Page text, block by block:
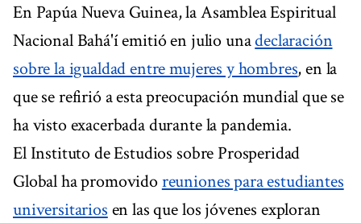
En Papúa Nueva Guinea, la Asamblea Espiritual
Nacional Bahá'í emitió en julio unadeclaración
sobre la igualdad entre mujeres y hombres, en la
que se refirió a esta preocupación mundial que se
ha visto exacerbada durante la pandemia.
El Instituto de Estudios sobre Prosperidad
Global ha promovidoreuniones para estudiantes
universitarios en las que los jóvenes exploran